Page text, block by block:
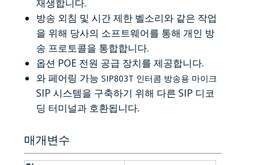
재생합니다.
방송 외침 및 시간 제한 벨소리와 같은 작업
을 위해 당사의 소프트웨어를 통해 개인 방
송 프로토콜을 통합합니다.
옵션 POE 전원 공급 장치를 제공합니다.
와 페어링 가능 SIP803T 인터콤 방송용 마이크
SIP 시스템을 구축하기 위해 다른 SIP 디코
딩 터미널과 호환됩니다.
매개변수